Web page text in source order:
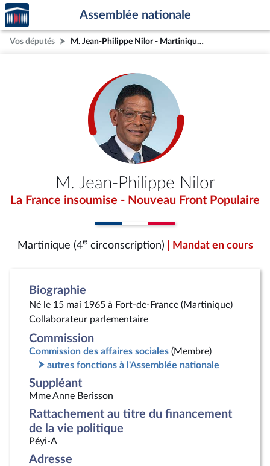
Aller au contenu
Aller en bas de la page
Accèder
à la
page
d'accueil
Assemblée nationale
Vos députés M. Jean-Philippe Nilor - Martinique (4e circonscription)
M. Jean-Philippe Nilor
La France insoumise - Nouveau Front Populaire
Martinique (4ecirconscription) | Mandat en cours
Biographie
Né le 15 mai 1965 à Fort-de-France (Martinique)
Collaborateur parlementaire
Commission
Commission des affaires sociales (Membre)
autres fonctions à l'Assemblée nationale
Suppléant
Mme Anne Berisson
Rattachement au titre du financement
de la vie politique
Péyi-A
Adresse